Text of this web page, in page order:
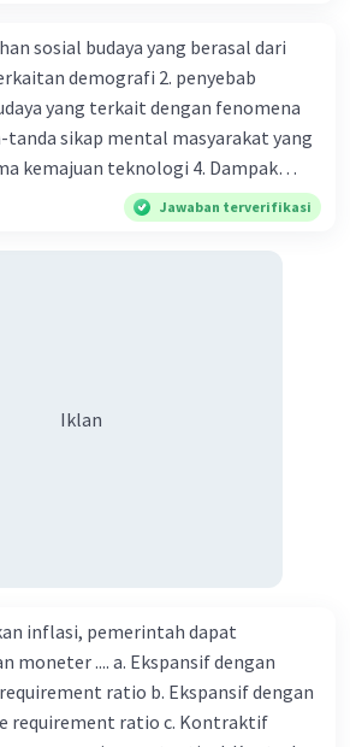
sosial budaya yang berasal dari
demografi 2. penyebab
yang terkait dengan fenomena
tanda sikap mental masyarakat yang
kemajuan teknologi 4. Dampak
sosial masyarakat 5.
bidang ekonomi yang menunjukkan
modern adalah mengikuti... 8.
14. maksud token money dalam
dengan satuan hitung dalam
uang 17. peranan dan maksud
non-Bank / bukan bank 18.
menghimpun dana yang
Jawaban terverifikasi
Iklan
inflasi, pemerintah dapat
moneter .... a. Ekspansif dengan
ratio b. Ekspansif dengan
requirement ratio c. Kontraktif